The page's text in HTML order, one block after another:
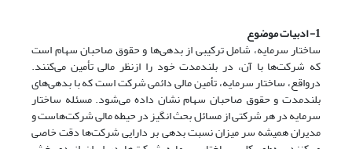
1- ادبیات موضوع
ساختار سرمایه، شامل ترکیبی از بدهی‌ها و حقوق صاحبان سهام است
که شرکت‌ها با آن، در بلندمدت خود را ازنظر مالی تأمین می‌کنند.
درواقع، ساختار سرمایه، تأمین مالی دائمی شرکت است که با بدهی‌های
بلند‌مدت و حقوق صاحبان سهام نشان داده می‌شود. مسئله ساختار
سرمایه در هر شرکتی از مسائل بحث انگیز در حیطه مالی شرکت‌هاست و
مدیران همیشه سر میزان نسبت بدهی بر دارایی شرکت‌ها دقت خاصی